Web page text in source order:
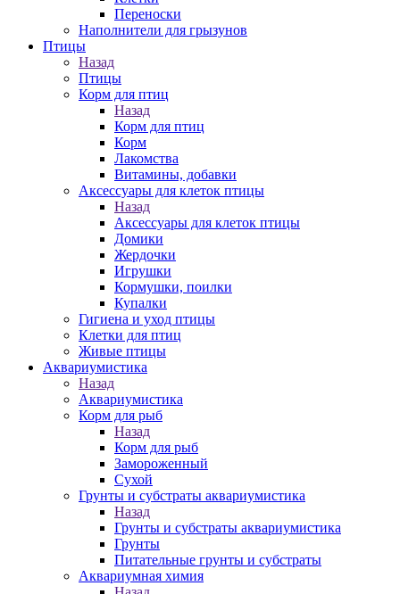
Переноски
Наполнители для грызунов
Птицы
Назад
Птицы
Корм для птиц
Назад
Корм для птиц
Корм
Лакомства
Витамины, добавки
Аксессуары для клеток птицы
Назад
Аксессуары для клеток птицы
Домики
Жердочки
Игрушки
Кормушки, поилки
Купалки
Гигиена и уход птицы
Клетки для птиц
Живые птицы
Аквариумистика
Назад
Аквариумистика
Корм для рыб
Назад
Корм для рыб
Замороженный
Сухой
Грунты и субстраты аквариумистика
Назад
Грунты и субстраты аквариумистика
Грунты
Питательные грунты и субстраты
Аквариумная химия